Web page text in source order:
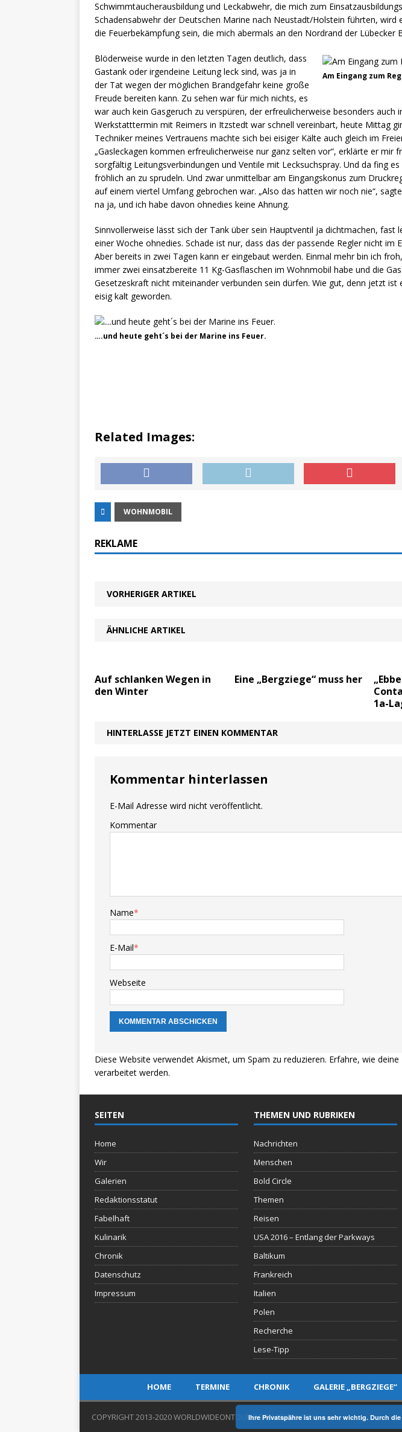
Schwimmtaucherausbildung und Leckabwehr, die mich zum
Schadensabwehr der Deutschen Marine nach Neustadt/Holstein führten, wird
die Feuerbekämpfung sein, die mich abermals an den Nordrand der Lübecker
Am Eingang zum
Blöderweise wurde in den letzten Tagen deutlich, dass
Gastank oder irgendeine Leitung leck sind, was ja in
der Tat wegen der möglichen Brandgefahr keine große
Freude bereiten kann. Zu sehen war für mich nichts, es
war auch kein Gasgeruch zu verspüren, der erfreulicherweise besonders auch
Werkstatttermin mit Reimers in Itzstedt war schnell vereinbart, heute Mittag
Techniker meines Vertrauens machte sich bei eisiger Kälte auch gleich im
„Gasleckagen kommen erfreulicherweise nur ganz selten vor“, erklärte er mir
sorgfältig Leitungsverbindungen und Ventile mit Lecksuchspray. Und da fing
fröhlich an zu sprudeln. Und zwar unmittelbar am Eingangskonus zum
auf einem viertel Umfang gebrochen war. „Also das hatten wir noch nie“,
na ja, und ich habe davon ohnedies keine Ahnung.
Sinnvollerweise lässt sich der Tank über sein Hauptventil ja dichtmachen, fast
einer Woche ohnedies. Schade ist nur, dass das der passende Regler nicht im
Aber bereits in zwei Tagen kann er eingebaut werden. Einmal mehr bin ich
immer zwei einsatzbereite 11 Kg-Gasflaschen im Wohnmobil habe und die
Gesetzeskraft nicht miteinander verbunden sein dürfen. Wie gut, denn jetzt ist
eisig kalt geworden.
….und heute geht´s bei der Marine ins Feuer.
Related Images:
WOHNMOBIL
REKLAME
VORHERIGER ARTIKEL
ÄHNLICHE ARTIKEL
Auf schlanken Wegen in
den Winter
Eine „Bergziege“ muss her
1a-
HINTERLASSE JETZT EINEN KOMMENTAR
Kommentar hinterlassen
E-Mail Adresse wird nicht veröffentlicht.
Kommentar
Name*
E-Mail*
Webseite
Diese Website verwendet Akismet, um Spam zu reduzieren. Erfahre, wie
verarbeitet werden.
SEITEN
Home
Wir
Galerien
Redaktionsstatut
Fabelhaft
Kulinarik
Chronik
Datenschutz
Impressum
THEMEN UND RUBRIKEN
Nachrichten
Menschen
Bold Circle
Themen
Reisen
USA 2016 – Entlang der Parkways
Baltikum
Frankreich
Italien
Polen
Recherche
Lese-Tipp
HOME TERMINE CHRONIK GALERIE „BERGZIEGE“
COPYRIGHT 2013-2020 WORLDWIDEONTOUR.DE BY EIDERMEDIAIhre Privatspähre ist uns sehr wichtig. Durch